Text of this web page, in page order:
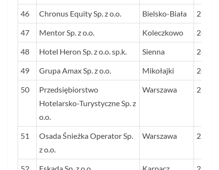
46 Chronus Equity Sp. z o.o. Bielsko-Biała 26
47 Mentor Sp. z o.o. Koleczkowo 24
48 Hotel Heron Sp. z o.o. sp.k. Sienna 24
49 Grupa Amax Sp. z o.o. Mikołajki 24
50
Przedsiębiorstwo
Hotelarsko-Turystyczne Sp. z
o.o.
Warszawa 23
51
Osada Śnieżka Operator Sp.
z o.o.
Warszawa 22